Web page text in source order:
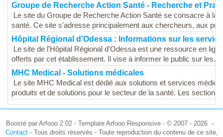
Groupe de Recherche Action Santé - Recherche et
Le site du Groupe de Recherche Action Santé se consacre à
santé. Ce site s'adresse principalement aux chercheurs, aux
Hôpital Régional d'Odessa : Informations sur les
Le site de l'Hôpital Régional d'Odessa est une ressource en
offerts par cet établissement. Il vise à informer le public sur les...
MHC Medical - Solutions médicales
Le site MHC Medical est dédié aux solutions et services
produits et de solutions pour le secteur de la santé. Les sections
Boosté par Arfooo 2.02 - Template Arfooo Responsive - © 2007 - 2026 -
Contact- Tous droits réservés - Toute reproduction du contenu de ce site,